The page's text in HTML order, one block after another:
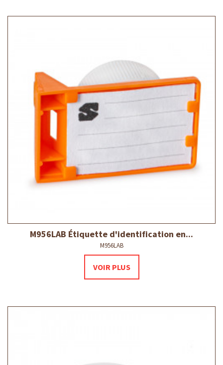
M956LAB Étiquette d'identification en...
M956LAB
VOIR PLUS